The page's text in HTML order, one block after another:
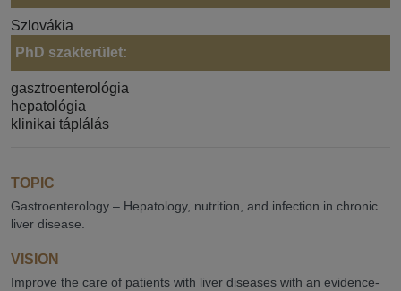
Szlovákia
PhD szakterület:
gasztroenterológia
hepatológia
klinikai táplálás
TOPIC
Gastroenterology – Hepatology, nutrition, and infection in chronic
liver disease.
VISION
Improve the care of patients with liver diseases with an evidence-